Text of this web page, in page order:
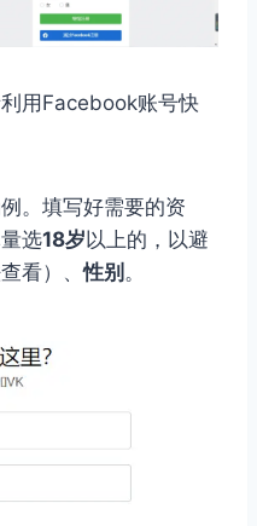
用Facebook账号快
。填写好需要的资
量选18岁以上的，以避
看）、性别 。